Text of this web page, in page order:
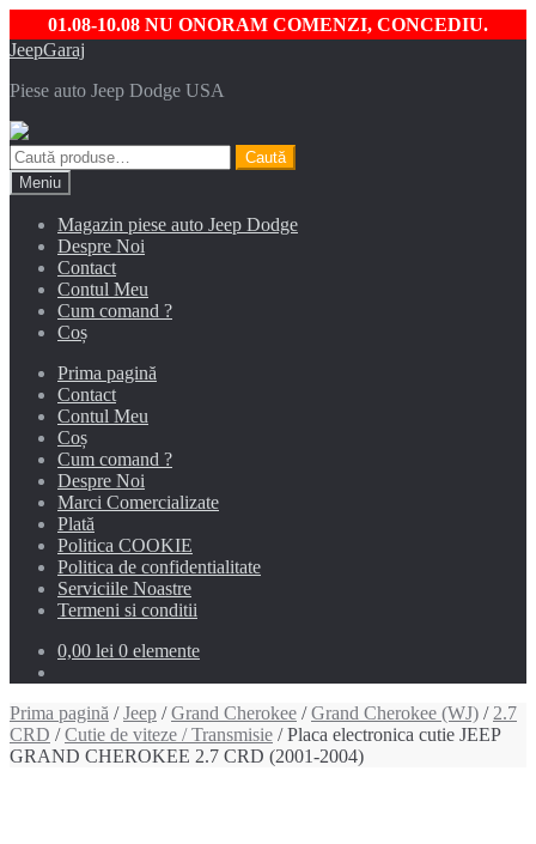
01.08-10.08 NU ONORAM COMENZI, CONCEDIU.
Sari
navigare
Sari
conținut
JeepGaraj
Piese auto Jeep Dodge USA
Caută
după:
Caută
Meniu
Magazin piese auto Jeep Dodge
Despre Noi
Contact
Contul Meu
Cum comand ?
Coș
Prima pagină
Contact
Contul Meu
Coș
Cum comand ?
Despre Noi
Marci Comercializate
Plată
Politica COOKIE
Politica de confidentialitate
Serviciile Noastre
Termeni si conditii
0,00 lei 0 elemente
Prima pagină /Jeep /Grand Cherokee /Grand Cherokee (WJ) / 2.7
CRD /Cutie de viteze / Transmisie / Placa electronica cutie JEEP
GRAND CHEROKEE 2.7 CRD (2001-2004)